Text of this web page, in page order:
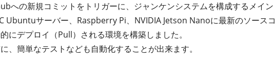
への新規コミットをトリガーに、ジャンケンシステムを構成するメイン
Ubuntuサーバー、Raspberry Pi、NVIDIA Jetson Nanoに最新のソースコ
にデプロイ（Pull）される環境を構築しました。
、簡単なテストなども自動化することが出来ます。